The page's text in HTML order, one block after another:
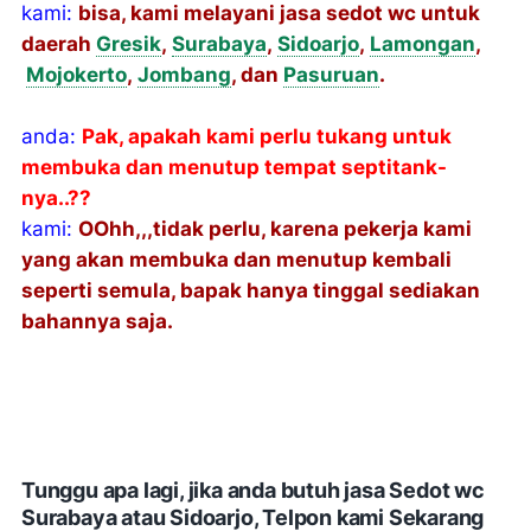
kami: bisa, kami melayani jasa sedot wc untuk
daerah Gresik, Surabaya, Sidoarjo, Lamongan,
Mojokerto, Jombang, dan Pasuruan.
anda: Pak, apakah kami perlu tukang untuk
membuka dan menutup tempat septitank-
nya..??
kami: OOhh,,,tidak perlu, karena pekerja kami
yang akan membuka dan menutup kembali
seperti semula, bapak hanya tinggal sediakan
bahannya saja.
Tunggu apa lagi, jika anda butuh jasa Sedot wc
Surabaya atau Sidoarjo, Telpon kami Sekarang